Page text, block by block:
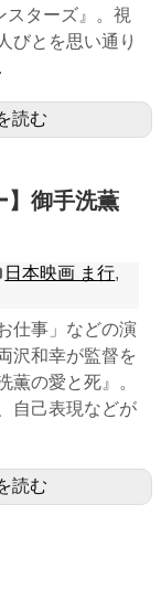
スターズ』。視
びとを思い通り
読む
】御手洗薫
日本映画 ま行,
仕事」などの演
沢和幸が監督を
薫の愛と死』。
自己表現などが
読む